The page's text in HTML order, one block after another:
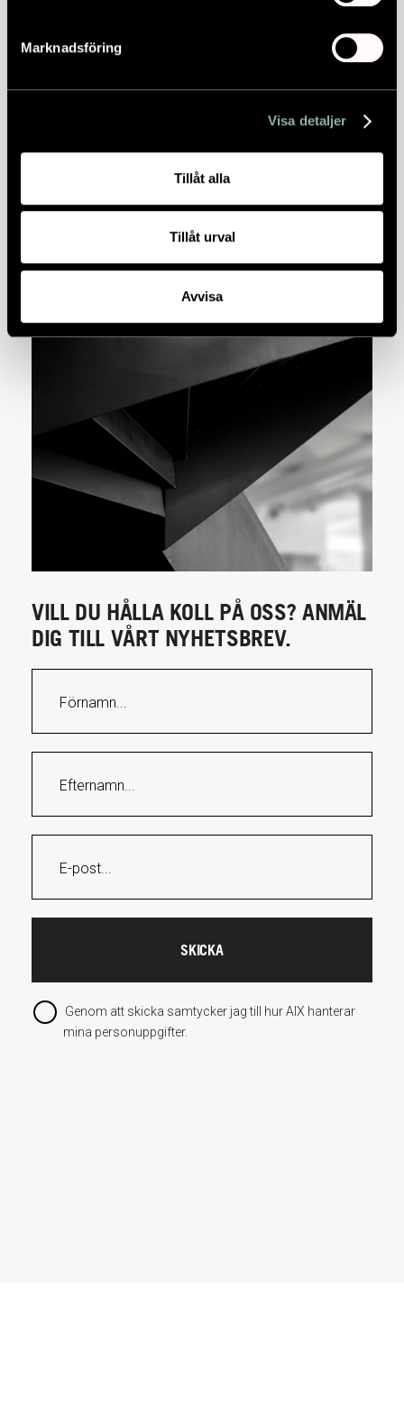
Marknadsföring
Visa detaljer
Tillåt alla
Tillåt urval
Avvisa
VILL DU HÅLLA KOLL PÅ OSS? ANMÄL
DIG TILL VÅRT NYHETSBREV.
Genom att skicka samtycker jag till hur AIX hanterar
mina personuppgifter.